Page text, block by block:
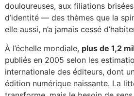
douloureuses, aux filiations
d’identité — des thèmes que la
elle aussi, n’a jamais cessé
À l’échelle mondiale, plus de 1,2
publiés en 2005 selon les
internationale des éditeurs, dont
édition numérique naissante. La